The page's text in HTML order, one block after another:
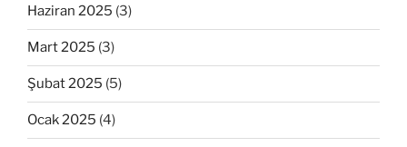
Haziran 2025 (3)
Mart 2025 (3)
Şubat 2025 (5)
Ocak 2025 (4)